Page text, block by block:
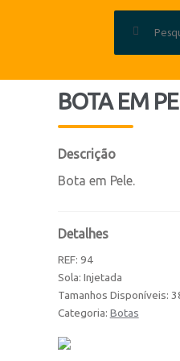
BOTA EM
Descrição
Bota em Pele.
Detalhes
REF: 94
Sola: Injetada
Tamanhos Disponíveis:
Categoria: Botas